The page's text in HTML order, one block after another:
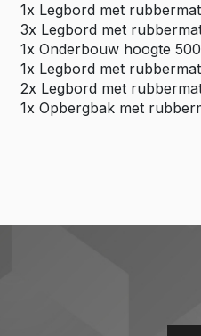
1x Legbord met
3x Legbord met
1x Onderbouw hoogte
1x Legbord met
2x Legbord met
1x Opbergbak met